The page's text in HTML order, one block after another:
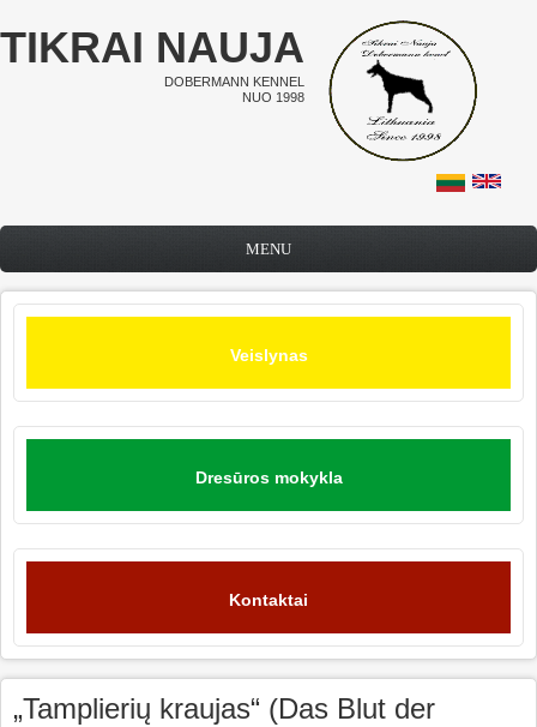
Pereiti į pagrindinį turinį
TIKRAI NAUJA
DOBERMANN KENNEL
NUO 1998
MENU
Veislynas
Dresūros mokykla
Kontaktai
„Tamplierių kraujas“ (Das Blut der